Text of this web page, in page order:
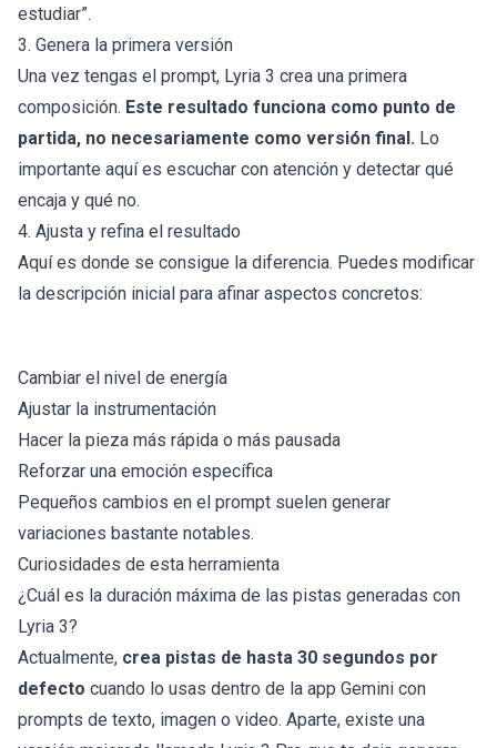
estudiar”.
3. Genera la primera versión
Una vez tengas el prompt, Lyria 3 crea una primera
composición. Este resultado funciona como punto de
partida, no necesariamente como versión final. Lo
importante aquí es escuchar con atención y detectar qué
encaja y qué no.
4. Ajusta y refina el resultado
Aquí es donde se consigue la diferencia. Puedes modificar
la descripción inicial para afinar aspectos concretos:
Cambiar el nivel de energía
Ajustar la instrumentación
Hacer la pieza más rápida o más pausada
Reforzar una emoción específica
Pequeños cambios en el prompt suelen generar
variaciones bastante notables.
Curiosidades de esta herramienta
¿Cuál es la duración máxima de las pistas generadas con
Lyria 3?
Actualmente, crea pistas de hasta 30 segundos por
defecto cuando lo usas dentro de la app Gemini con
prompts de texto, imagen o video. Aparte, existe una